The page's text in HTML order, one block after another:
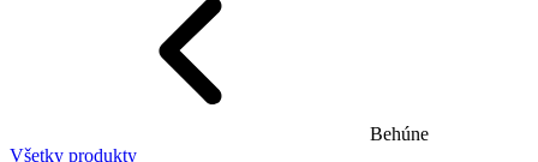
Behúne
Všetky produkty